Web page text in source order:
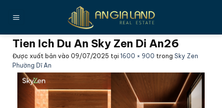
qua
dungTien Ich Du An Sky Zen Di An26
Được xuất bản vào 09/07/2025 tại 1600 × 900 trong Sky Zen
Phường Dĩ An